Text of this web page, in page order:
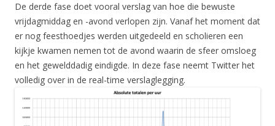
De derde fase doet vooral verslag van hoe die bewuste
vrijdagmiddag en -avond verlopen zijn. Vanaf het moment dat
er nog feesthoedjes werden uitgedeeld en scholieren een
kijkje kwamen nemen tot de avond waarin de sfeer omsloeg
en het gewelddadig eindigde. In deze fase neemt Twitter het
volledig over in de real-time verslaglegging.